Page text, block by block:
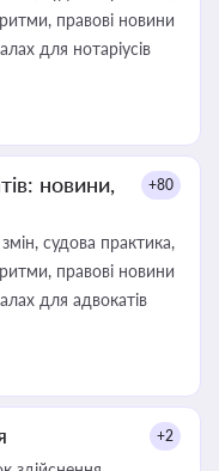
правові новини
для нотаріусів
новини,
+80
судова практика,
правові новини
для адвокатів
+2